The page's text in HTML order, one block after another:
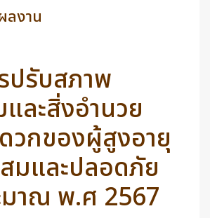
ลงาน
ปรับสภาพ
ละสิ่งอำนวย
วกของผู้สูงอายุ
สมและปลอดภัย
าณ พ.ศ 2567